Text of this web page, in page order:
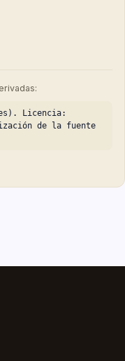
Licencia:
de la fuente